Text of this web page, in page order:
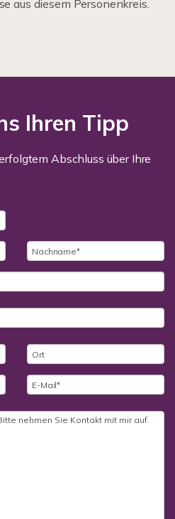
aus diesem Personenkreis.
Ihren Tipp
Abschluss über Ihre